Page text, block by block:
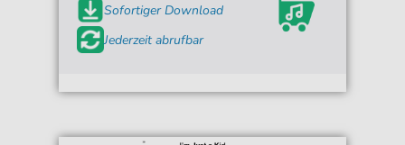
Sofortiger Download
Jederzeit abrufbar